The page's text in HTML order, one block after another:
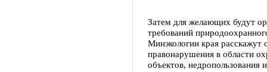
Затем для желающих будут
требований
Минэкологии края расскажут
правонарушения в области
объектов,